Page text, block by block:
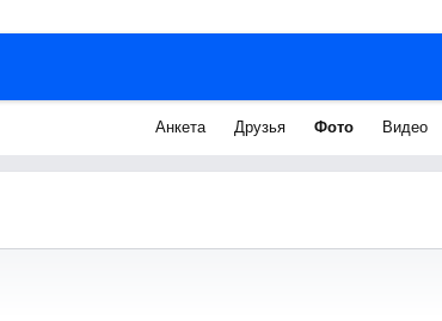
Анкета Друзья Фото Видео